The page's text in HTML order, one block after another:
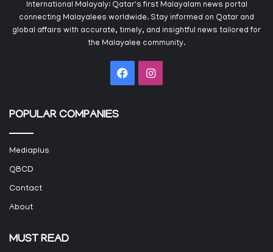
International Malayaly: Qatar's first Malayalam news portal
connecting Malayalees worldwide. Stay informed on Qatar and
global affairs with accurate, timely, and insightful news tailored for
the Malayalee community.
FacebookInstagram
POPULAR COMPANIES
Mediaplus
QBCD
Contact
About
MUST READ